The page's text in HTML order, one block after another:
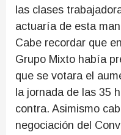
las clases
actuaría de esta
Cabe recordar que
Grupo Mixto había
que se votara el
la jornada de las 35
contra. Asimismo
negociación del